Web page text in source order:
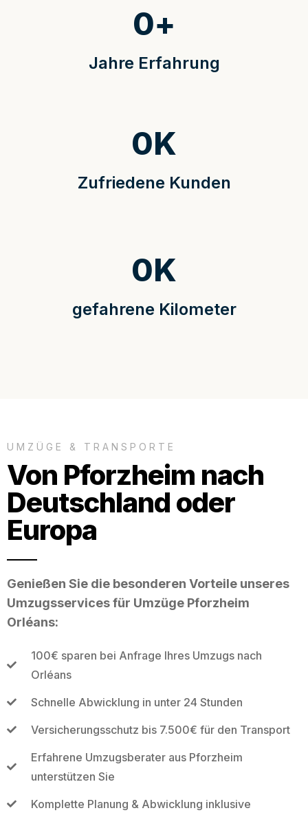
Jahre Erfahrung
0+
Zufriedene Kunden
0K
gefahrene Kilometer
0K
UMZÜGE & TRANSPORTE
Von Pforzheim nach
Deutschland oder
Europa
Genießen Sie die besonderen Vorteile unseres
Umzugsservices für Umzüge Pforzheim
Orléans:
100€ sparen bei Anfrage Ihres Umzugs nach
Orléans
Schnelle Abwicklung in unter 24 Stunden
Versicherungsschutz bis 7.500€ für den Transport
Erfahrene Umzugsberater aus Pforzheim
unterstützen Sie
Komplette Planung & Abwicklung inklusive